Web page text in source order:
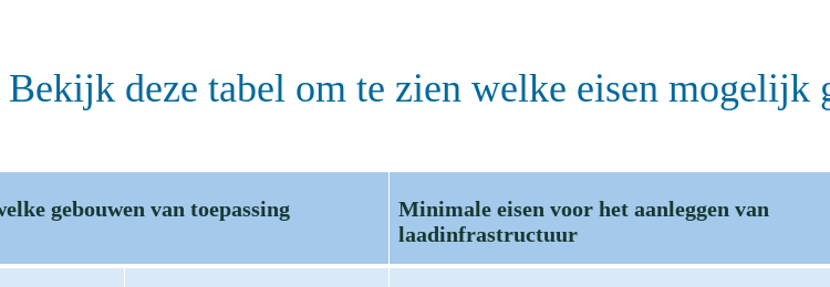
Bekijk deze tabel om te zien welke eisen mogelijk
gebouwen van toepassing
Minimale eisen voor het aanleggen van
laadinfrastructuur